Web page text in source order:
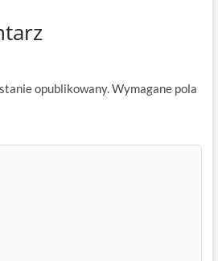
opublikowany.Wymagane pola